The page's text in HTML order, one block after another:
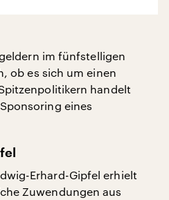
im fünfstelligen
ob es sich um einen
handelt
eines
Erhard-Gipfel erhielt
Zuwendungen aus